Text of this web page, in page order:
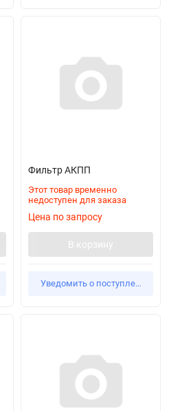
Фильтр АКПП
Этот товар временно
недоступен для заказа
Цена по запросу
В корзину
Уведомить о поступлении